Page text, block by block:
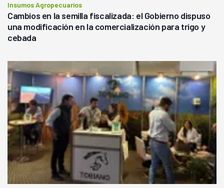
Insumos Agropecuarios
Cambios en la semilla fiscalizada: el Gobierno dispuso
una modificación en la comercialización para trigo y
cebada